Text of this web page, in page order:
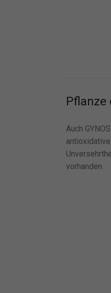
Auch
vorhanden.